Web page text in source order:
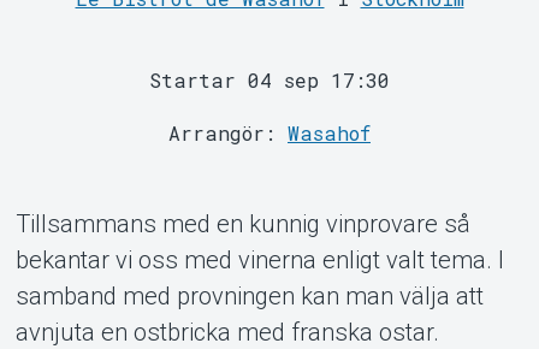
Support
Om Tickster
Startar 04 sep 17:30
Arrangör: Wasahof
Tillsammans med en kunnig vinprovare så
bekantar vi oss med vinerna enligt valt tema. I
samband med provningen kan man välja att
avnjuta en ostbricka med franska ostar.